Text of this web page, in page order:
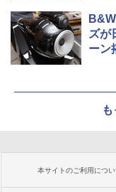
ズが
ーン
本サイトのご利用につい